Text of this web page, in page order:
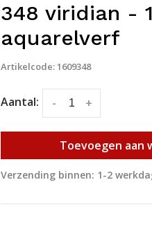
348 viridian -
aquarelverf
Artikelcode:1609348
Aantal: +
-
Toevoegen aan
Verzending binnen: 1-2